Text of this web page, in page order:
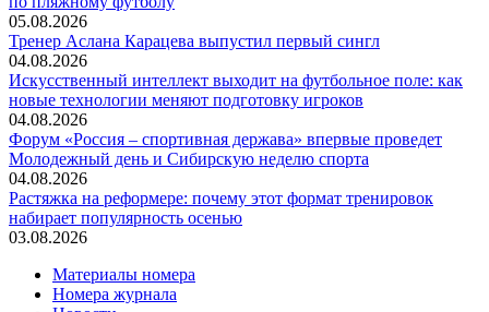
05.08.2026
Тренер Аслана Карацева выпустил первый сингл
04.08.2026
Искусственный интеллект выходит на футбольное поле: как
новые технологии меняют подготовку игроков
04.08.2026
Форум «Россия – спортивная держава» впервые проведет
Молодежный день и Сибирскую неделю спорта
04.08.2026
Растяжка на реформере: почему этот формат тренировок
набирает популярность осенью
03.08.2026
Материалы номера
Номера журнала